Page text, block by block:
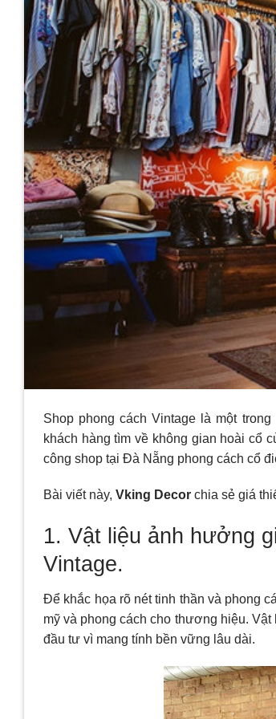
Shop phong cách Vintage là một
khách hàng tìm về không gian hoài cổ
công shop tại Đà Nẵng phong cách cổ
Bài viết này, Vking Decor chia sẻ giá
1. Vật liệu ảnh hưởng
Vintage.
Để khắc họa rõ nét tinh thần và phong
mỹ và phong cách cho thương hiệu.
đầu tư vì mang tính bền vững lâu dài.